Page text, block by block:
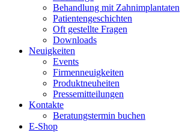
Behandlung mit Zahnimplantaten
Patientengeschichten
Oft gestellte Fragen
Downloads
Neuigkeiten
Events
Firmenneuigkeiten
Produktneuheiten
Pressemitteilungen
Kontakte
Beratungstermin buchen
E-Shop